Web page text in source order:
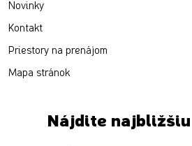
Novinky
Kontakt
Priestory na prenájom
Mapa stránok
Nájdite